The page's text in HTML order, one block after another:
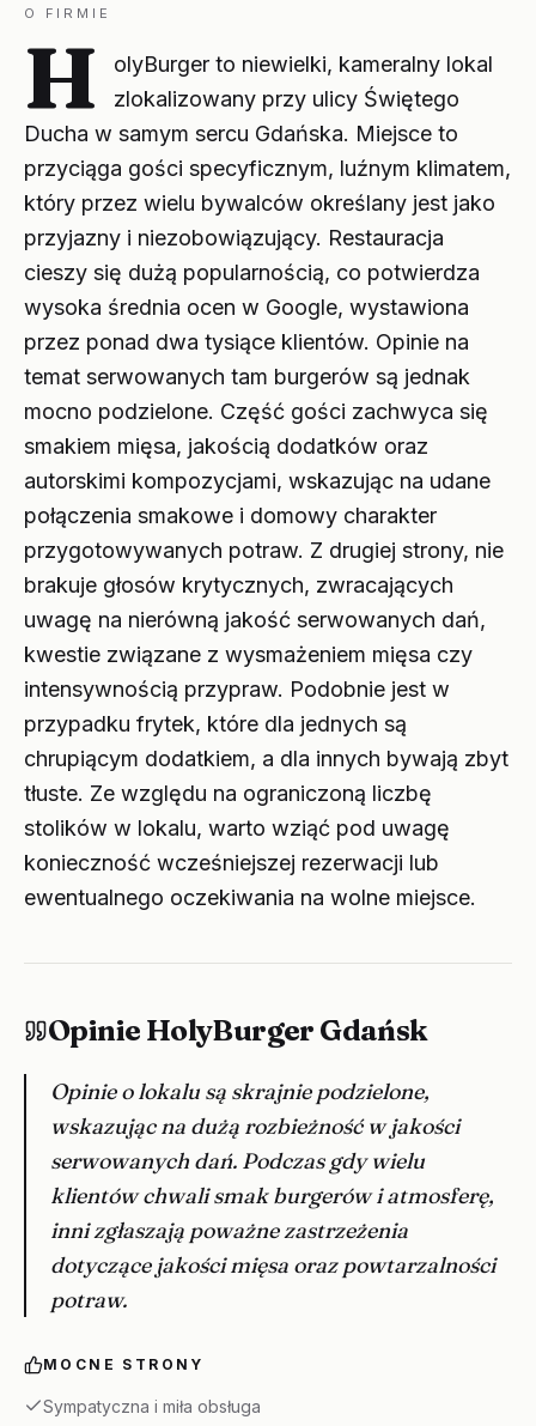
O FIRMIE
H
olyBurger to niewielki, kameralny lokal
zlokalizowany przy ulicy Świętego
Ducha w samym sercu Gdańska. Miejsce to
przyciąga gości specyficznym, luźnym klimatem,
który przez wielu bywalców określany jest jako
przyjazny i niezobowiązujący. Restauracja
cieszy się dużą popularnością, co potwierdza
wysoka średnia ocen w Google, wystawiona
przez ponad dwa tysiące klientów. Opinie na
temat serwowanych tam burgerów są jednak
mocno podzielone. Część gości zachwyca się
smakiem mięsa, jakością dodatków oraz
autorskimi kompozycjami, wskazując na udane
połączenia smakowe i domowy charakter
przygotowywanych potraw. Z drugiej strony, nie
brakuje głosów krytycznych, zwracających
uwagę na nierówną jakość serwowanych dań,
kwestie związane z wysmażeniem mięsa czy
intensywnością przypraw. Podobnie jest w
przypadku frytek, które dla jednych są
chrupiącym dodatkiem, a dla innych bywają zbyt
tłuste. Ze względu na ograniczoną liczbę
stolików w lokalu, warto wziąć pod uwagę
konieczność wcześniejszej rezerwacji lub
ewentualnego oczekiwania na wolne miejsce.
Opinie HolyBurger Gdańsk
Opinie o lokalu są skrajnie podzielone,
wskazując na dużą rozbieżność w jakości
serwowanych dań. Podczas gdy wielu
klientów chwali smak burgerów i atmosferę,
inni zgłaszają poważne zastrzeżenia
dotyczące jakości mięsa oraz powtarzalności
potraw.
MOCNE STRONY
Sympatyczna i miła obsługa